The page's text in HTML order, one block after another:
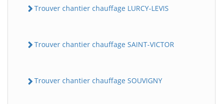
Trouver chantier chauffage LURCY-LEVIS
Trouver chantier chauffage SAINT-VICTOR
Trouver chantier chauffage SOUVIGNY